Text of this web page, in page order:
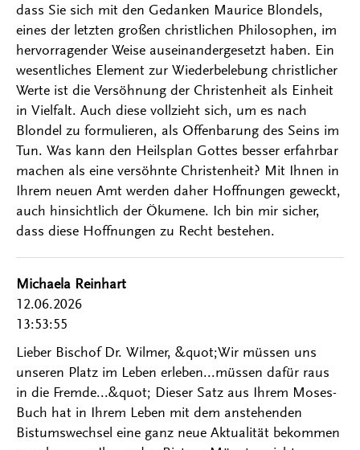
dass Sie sich mit den Gedanken Maurice Blondels,
eines der letzten großen christlichen Philosophen, im
hervorragender Weise auseinandergesetzt haben. Ein
wesentliches Element zur Wiederbelebung christlicher
Werte ist die Versöhnung der Christenheit als Einheit
in Vielfalt. Auch diese vollzieht sich, um es nach
Blondel zu formulieren, als Offenbarung des Seins im
Tun. Was kann den Heilsplan Gottes besser erfahrbar
machen als eine versöhnte Christenheit? Mit Ihnen in
Ihrem neuen Amt werden daher Hoffnungen geweckt,
auch hinsichtlich der Ökumene. Ich bin mir sicher,
dass diese Hoffnungen zu Recht bestehen.
Michaela Reinhart
12.06.2026
13:53:55
Lieber Bischof Dr. Wilmer, &quot;Wir müssen uns
unseren Platz im Leben erleben...müssen dafür raus
in die Fremde...&quot; Dieser Satz aus Ihrem Moses-
Buch hat in Ihrem Leben mit dem anstehenden
Bistumswechsel eine ganz neue Aktualität bekommen